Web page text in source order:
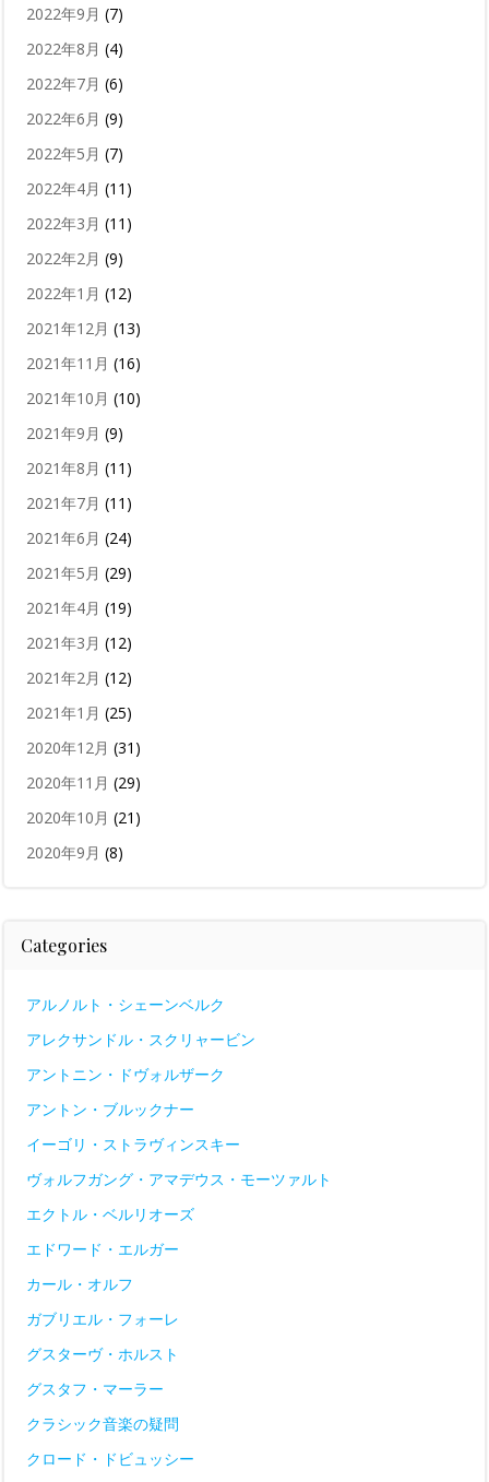
2022年9月 (7)
2022年8月 (4)
2022年7月 (6)
2022年6月 (9)
2022年5月 (7)
2022年4月 (11)
2022年3月 (11)
2022年2月 (9)
2022年1月 (12)
2021年12月 (13)
2021年11月 (16)
2021年10月 (10)
2021年9月 (9)
2021年8月 (11)
2021年7月 (11)
2021年6月 (24)
2021年5月 (29)
2021年4月 (19)
2021年3月 (12)
2021年2月 (12)
2021年1月 (25)
2020年12月 (31)
2020年11月 (29)
2020年10月 (21)
2020年9月 (8)
Categories
アルノルト・シェーンベルク
アレクサンドル・スクリャービン
アントニン・ドヴォルザーク
アントン・ブルックナー
イーゴリ・ストラヴィンスキー
ヴォルフガング・アマデウス・モーツァルト
エクトル・ベルリオーズ
エドワード・エルガー
カール・オルフ
ガブリエル・フォーレ
グスターヴ・ホルスト
グスタフ・マーラー
クラシック音楽の疑問
クロード・ドビュッシー